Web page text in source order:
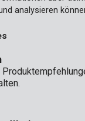
analysieren